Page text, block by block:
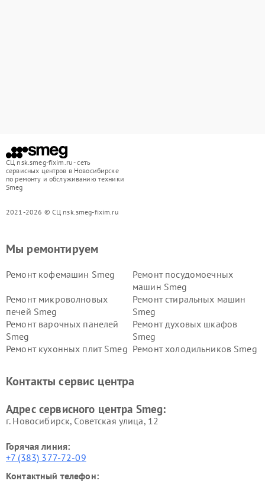
СЦ nsk.smeg-fixim.ru - сеть
сервисных центров в Новосибирске
по ремонту и обслуживанию техники
Smeg
2021-2026 © СЦ nsk.smeg-fixim.ru
Мы ремонтируем
Ремонт кофемашин Smeg
Ремонт посудомоечных
машин Smeg
Ремонт микроволновых
печей Smeg
Ремонт стиральных машин
Smeg
Ремонт варочных панелей
Smeg
Ремонт духовых шкафов
Smeg
Ремонт кухонных плит Smeg Ремонт холодильников Smeg
Контакты сервис центра
Адрес сервисного центра Smeg:
г. Новосибирск, Советская улица, 12
Горячая линия:
+7 (383) 377-72-09
Контактный телефон: